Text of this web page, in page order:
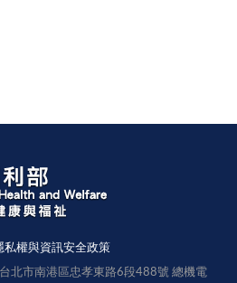
私權與資訊安全政策
北市南港區忠孝東路6段488號 總機電